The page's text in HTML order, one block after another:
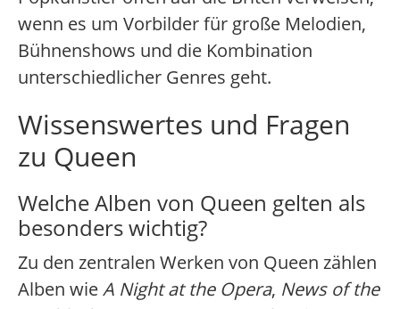
wenn es um Vorbilder für große Melodien,
Bühnenshows und die Kombination
unterschiedlicher Genres geht.
Wissenswertes und Fragen
zu Queen
Welche Alben von Queen gelten als
besonders wichtig?
Zu den zentralen Werken von Queen zählen
Alben wieA Night at the Opera, News of the